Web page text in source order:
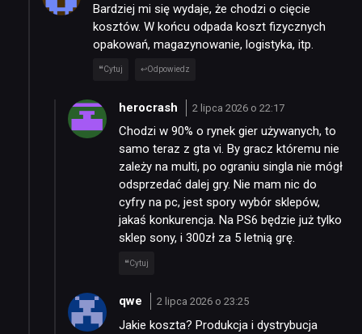
Bardziej mi się wydaje, że chodzi o cięcie
kosztów. W końcu odpada koszt fizycznych
opakowań, magazynowanie, logistyka, itp.
Cytuj Odpowiedz
herocrash 2 lipca 2026 o 22:17
Chodzi w 90% o rynek gier używanych, to
samo teraz z gta vi. By gracz któremu nie
zależy na multi, po ograniu singla nie mógł
odsprzedać dalej gry. Nie mam nic do
cyfry na pc, jest spory wybór sklepów,
jakaś konkurencja. Na PS6 będzie już tylko
sklep sony, i 300zł za 5 letnią grę.
Cytuj
qwe 2 lipca 2026 o 23:25
Jakie koszta? Produkcja i dystrybucja